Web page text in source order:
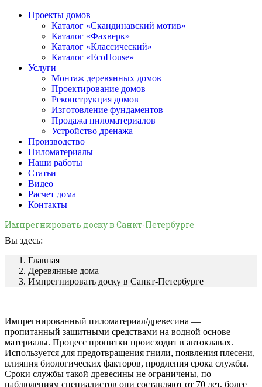
Проекты домов
Каталог «Скандинавский мотив»
Каталог «Фахверк»
Каталог «Классический»
Каталог «EcoHouse»
Услуги
Монтаж деревянных домов
Проектирование домов
Реконструкция домов
Изготовление фундаментов
Продажа пиломатериалов
Устройство дренажа
Производство
Пиломатериалы
Наши работы
Статьи
Видео
Расчет дома
Контакты
Импрегнировать доску в Санкт-Петербурге
Вы здесь:
Главная
Деревянные дома
Импрегнировать доску в Санкт-Петербурге
Импрегнированный пиломатериал/древесина —
пропитанный защитными средствами на водной основе
материалы. Процесс пропитки происходит в автоклавах.
Используется для предотвращения гнили, появления плесени,
влияния биологических факторов, продления срока службы.
Сроки службы такой древесины не ограничены, по
наблюдениям специалистов они составляют от 70 лет, более